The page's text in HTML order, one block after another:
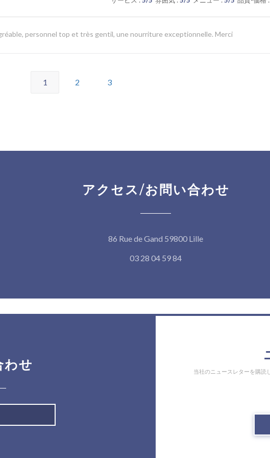
personnel top et très gentil, une nourriture exceptionnelle. Merci
1 2 3
アクセス/お問い合わせ
86 Rue de Gand 59800 Lille((新しいウィンド
03 28 04 59 84
わせ 当社のニュースレターを購読